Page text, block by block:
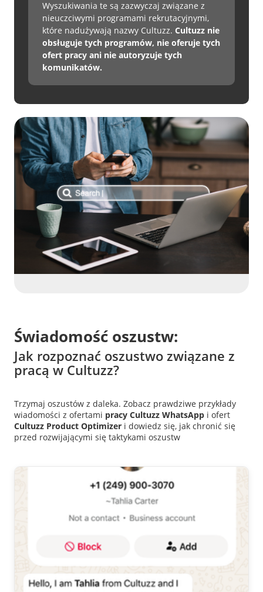
Wyszukiwania te są zazwyczaj związane z
nieuczciwymi programami rekrutacyjnymi,
które nadużywają nazwy Cultuzz. Cultuzz nie
obsługuje tych programów, nie oferuje tych
ofert pracy ani nie autoryzuje tych
komunikatów.
Świadomość oszustw:
Jak rozpoznać oszustwo związane z
pracą w Cultuzz?
Trzymaj oszustów z daleka. Zobacz prawdziwe przykłady
wiadomości z ofertami pracy Cultuzz WhatsApp i ofert
Cultuzz Product Optimizer i dowiedz się, jak chronić się
przed rozwijającymi się taktykami oszustw